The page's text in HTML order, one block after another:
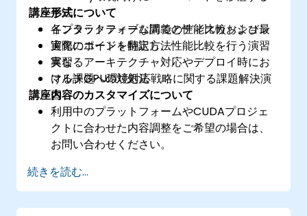
手法
各プラットフォーム間での性能比較および最
適化のポイント特定方法
異なるアーキテクチャ対応やデプロイ時にお
ける課題への対処法
講座形式について
インタラクティブな講義とディスカッション
実際にコードを翻訳し、性能比較を行う演習
実習
マルチGPU環境対応戦略に関する課題解決演
習
講座内容のカスタマイズについて
利用中のプラットフォームやCUDAプロジェ
クトに合わせた内容調整をご希望の場合は、
お問い合わせください。
続きを読む...